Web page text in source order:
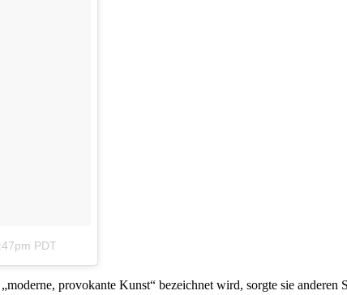
PDT
provokante Kunst“ bezeichnet wird, sorgte sie